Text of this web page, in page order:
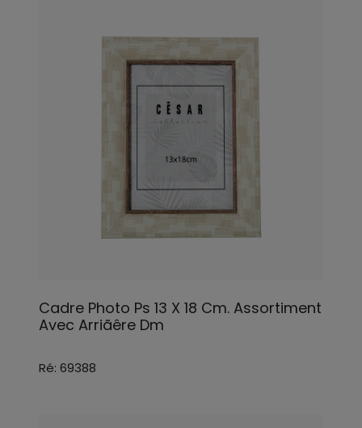
Cadre Photo Ps 13 X 18 Cm. Assortiment
Avec Arriãêre Dm
Ré: 69388